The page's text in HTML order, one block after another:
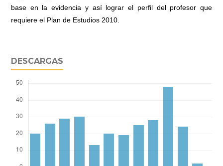
base en la evidencia y así lograr el perfil del profesor que
requiere el Plan de Estudios 2010.
DESCARGAS